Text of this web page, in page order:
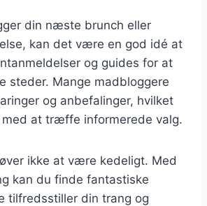
din næste brunch eller
kan det være en god idé at
og guides for at
steder. Mange madbloggere
og anbefalinger, hvilket
at træffe informerede valg.
ikke at være kedeligt. Med
kan du finde fantastiske
tilfredsstiller din trang og